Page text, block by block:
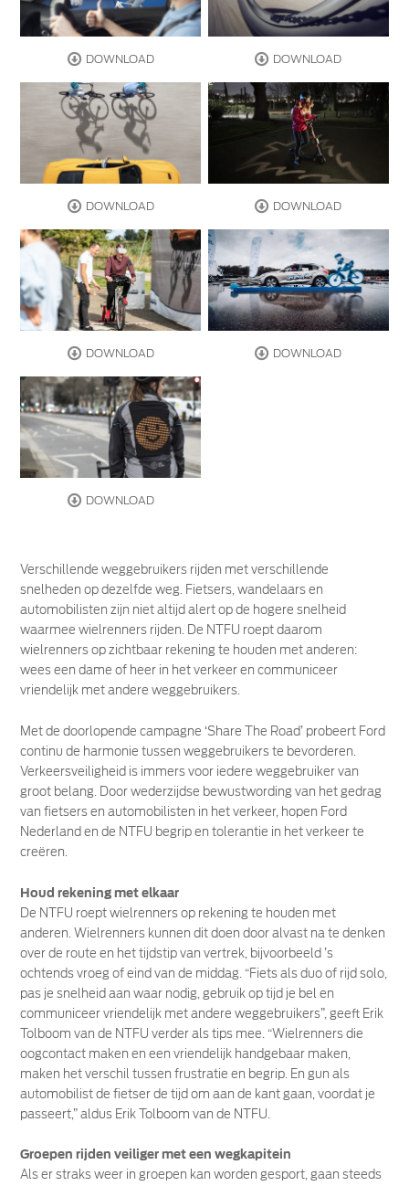
DOWNLOAD DOWNLOAD
DOWNLOAD DOWNLOAD
DOWNLOAD DOWNLOAD
DOWNLOAD
Verschillende weggebruikers rijden met verschillende
snelheden op dezelfde weg. Fietsers, wandelaars en
automobilisten zijn niet altijd alert op de hogere snelheid
waarmee wielrenners rijden. De NTFU roept daarom
wielrenners op zichtbaar rekening te houden met anderen:
wees een dame of heer in het verkeer en communiceer
vriendelijk met andere weggebruikers.
Met de doorlopende campagne ‘Share The Road’ probeert Ford
continu de harmonie tussen weggebruikers te bevorderen.
Verkeersveiligheid is immers voor iedere weggebruiker van
groot belang. Door wederzijdse bewustwording van het gedrag
van fietsers en automobilisten in het verkeer, hopen Ford
Nederland en de NTFU begrip en tolerantie in het verkeer te
creëren.
Houd rekening met elkaar
De NTFU roept wielrenners op rekening te houden met
anderen. Wielrenners kunnen dit doen door alvast na te denken
over de route en het tijdstip van vertrek, bijvoorbeeld ’s
ochtends vroeg of eind van de middag. “Fiets als duo of rijd solo,
pas je snelheid aan waar nodig, gebruik op tijd je bel en
communiceer vriendelijk met andere weggebruikers”, geeft Erik
Tolboom van de NTFU verder als tips mee. “Wielrenners die
oogcontact maken en een vriendelijk handgebaar maken,
maken het verschil tussen frustratie en begrip. En gun als
automobilist de fietser de tijd om aan de kant gaan, voordat je
passeert,” aldus Erik Tolboom van de NTFU.
Groepen rijden veiliger met een wegkapitein
Als er straks weer in groepen kan worden gesport, gaan steeds